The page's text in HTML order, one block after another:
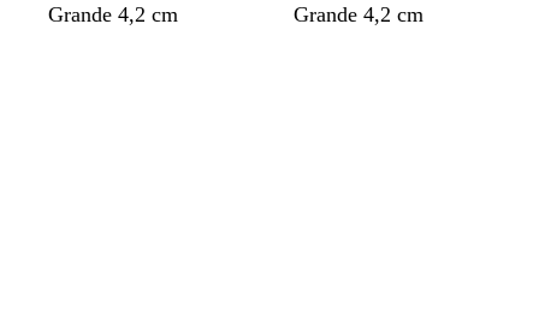
Grande 4,2 cm
Grande 4,2 cm